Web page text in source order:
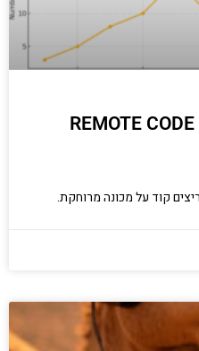
הסבר למתחילים על REMOTE CODE
קוד על מכונה מרוחקת.